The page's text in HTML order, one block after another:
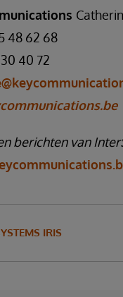
48 62 68
40 72
berichten van
IRIS